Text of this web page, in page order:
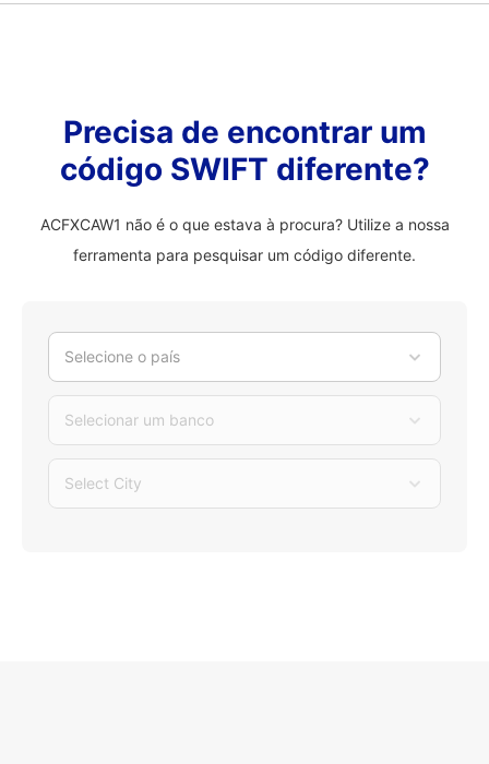
Precisa de encontrar um
código SWIFT diferente?
ACFXCAW1 não é o que estava à procura? Utilize a nossa
ferramenta para pesquisar um código diferente.
Selecione o país
Selecionar um banco
Select City